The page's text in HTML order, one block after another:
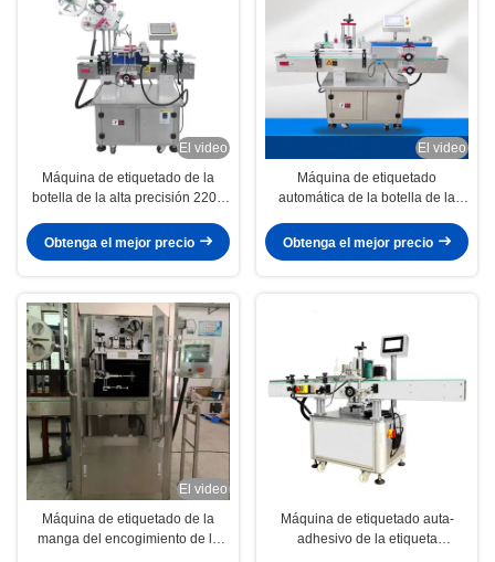
El video
Máquina de etiquetado de la
botella de la alta precisión 220V
bebidas de la comida
Obtenga el mejor precio
El video
Máquina de etiquetado
automática de la botella de la
botellas de cerveza redondas
cuadradas
Obtenga el mejor precio
El video
Máquina de etiquetado de la
manga del encogimiento de la
Máquina de etiquetado auta-
adhesivo de la etiqueta